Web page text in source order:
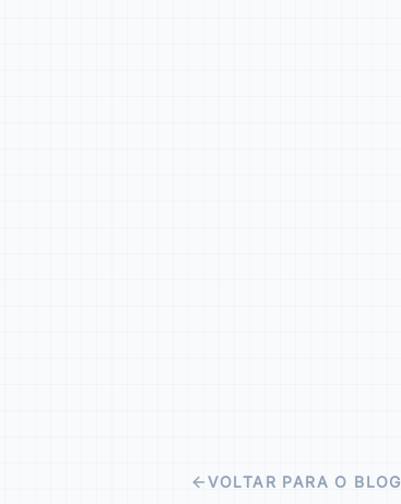
VOLTAR PARA O BLOG